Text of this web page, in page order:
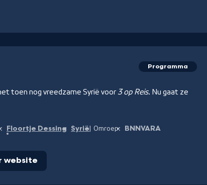
Programma
toen nog vreedzame Syrië voor 3 op Reis. Nu gaat ze
Floortje Dessing Syrië Omroep: BNNVARA
website